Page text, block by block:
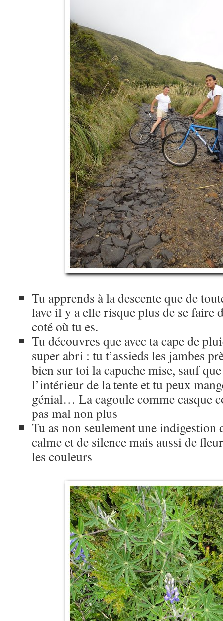
Tu apprends à la descente que de
lave il y a elle risque plus de se faire
coté où tu es.
Tu découvres que avec ta cape de
super abri : tu t’assieds les jambes
bien sur toi la capuche mise, sauf
l’intérieur de la tente et tu peux
génial… La cagoule comme casque
pas mal non plus
Tu as non seulement une indigestion
calme et de silence mais aussi de
les couleurs